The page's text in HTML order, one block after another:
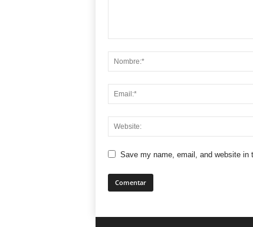
Save my name, email, and website in